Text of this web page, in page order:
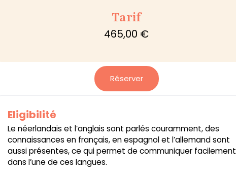
Tarif
465,00 €
Réserver
Eligibilité
Le néerlandais et l’anglais sont parlés couramment, des
connaissances en français, en espagnol et l’allemand sont
aussi présentes, ce qui permet de communiquer facilement
dans l’une de ces langues.